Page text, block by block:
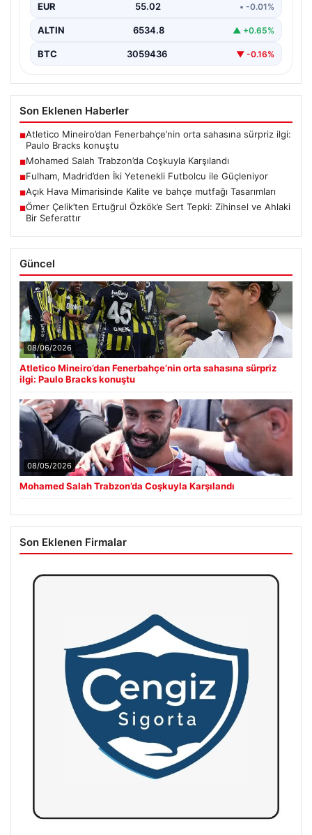
EUR 55.02 • -0.01%
ALTIN 6534.8 ▲ +0.65%
BTC 3059436 ▼ -0.16%
Son Eklenen Haberler
■Atletico Mineiro’dan Fenerbahçe’nin orta sahasına sürpriz ilgi:
Paulo Bracks konuştu
■Mohamed Salah Trabzon’da Coşkuyla Karşılandı
■Fulham, Madrid’den İki Yetenekli Futbolcu ile Güçleniyor
■Açık Hava Mimarisinde Kalite ve bahçe mutfağı Tasarımları
■Ömer Çelik’ten Ertuğrul Özkök’e Sert Tepki: Zihinsel ve Ahlaki
Bir Seferattır
Güncel
08/06/2026
Atletico Mineiro’dan Fenerbahçe’nin orta sahasına sürpriz
ilgi: Paulo Bracks konuştu
08/05/2026
Mohamed Salah Trabzon’da Coşkuyla Karşılandı
Son Eklenen Firmalar